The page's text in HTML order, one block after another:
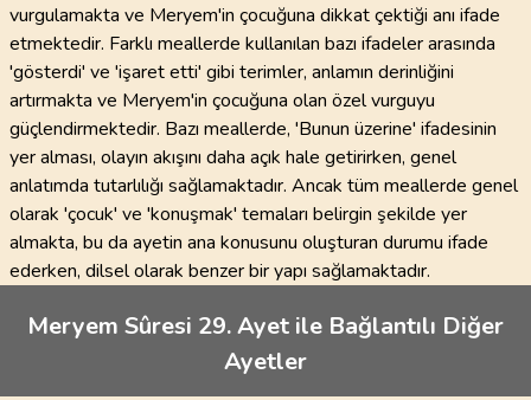
vurgulamakta ve Meryem'in çocuğuna dikkat çektiği anı ifade
etmektedir. Farklı meallerde kullanılan bazı ifadeler arasında
'gösterdi' ve 'işaret etti' gibi terimler, anlamın derinliğini
artırmakta ve Meryem'in çocuğuna olan özel vurguyu
güçlendirmektedir. Bazı meallerde, 'Bunun üzerine' ifadesinin
yer alması, olayın akışını daha açık hale getirirken, genel
anlatımda tutarlılığı sağlamaktadır. Ancak tüm meallerde genel
olarak 'çocuk' ve 'konuşmak' temaları belirgin şekilde yer
almakta, bu da ayetin ana konusunu oluşturan durumu ifade
ederken, dilsel olarak benzer bir yapı sağlamaktadır.
Meryem Sûresi 29. Ayet ile Bağlantılı Diğer
Ayetler